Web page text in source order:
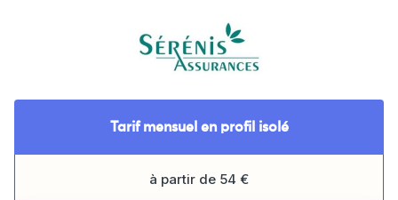
Tarif mensuel en profil isolé
à partir de 54 €